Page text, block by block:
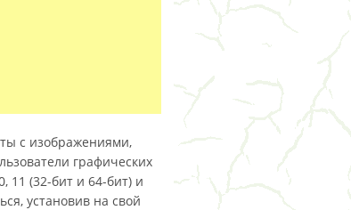
с изображениями,
графических
11 (32-бит и 64-бит) и
установив на свой